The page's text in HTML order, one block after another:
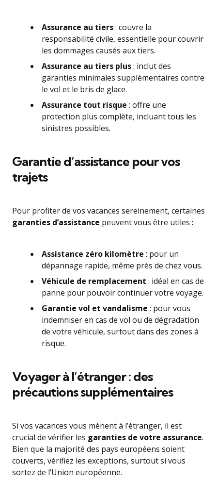
Assurance au tiers: couvre la
responsabilité civile, essentielle pour couvrir
les dommages causés aux tiers.
Assurance au tiers plus: inclut des
garanties minimales supplémentaires contre
le vol et le bris de glace.
Assurance tout risque : offre une
protection plus complète, incluant tous les
sinistres possibles.
Garantie d’assistance pour vos
trajets
Pour profiter de vos vacances sereinement, certaines
garanties d’assistance peuvent vous être utiles :
Assistance zéro kilomètre : pour un
dépannage rapide, même près de chez vous.
Véhicule de remplacement : idéal en cas de
panne pour pouvoir continuer votre voyage.
Garantie vol et vandalisme : pour vous
indemniser en cas de vol ou de dégradation
de votre véhicule, surtout dans des zones à
risque.
Voyager à l’étranger : des
précautions supplémentaires
Si vos vacances vous mènent à l’étranger, il est
crucial de vérifier les garanties de votre assurance.
Bien que la majorité des pays européens soient
couverts, vérifiez les exceptions, surtout si vous
sortez de l’Union européenne.